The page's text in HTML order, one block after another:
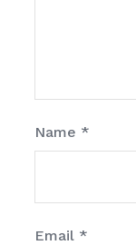
Name *
Email *